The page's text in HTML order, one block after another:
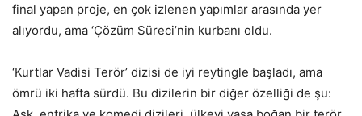
final yapan proje, en çok izlenen yapımlar arasında yer
alıyordu, ama ‘Çözüm Süreci’nin kurbanı oldu.
‘Kurtlar Vadisi Terör’ dizisi de iyi reytingle başladı, ama
ömrü iki hafta sürdü. Bu dizilerin bir diğer özelliği de şu: